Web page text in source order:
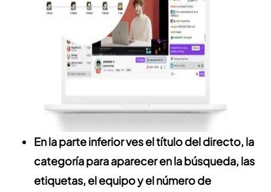
En la parte inferior ves el título del directo, la
categoría para aparecer en la búsqueda, las
etiquetas, el equipo y el número de